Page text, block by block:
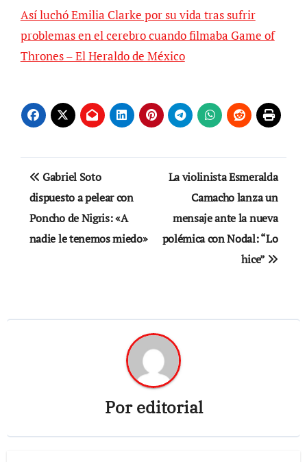
Así luchó Emilia Clarke por su vida tras sufrir
problemas en el cerebro cuando filmaba Game of
Thrones – El Heraldo de México
Navegación
de
entradas
Gabriel Soto
dispuesto a pelear con
Poncho de Nigris: «A
nadie le tenemos miedo»
La violinista Esmeralda
Camacho lanza un
mensaje ante la nueva
polémica con Nodal: “Lo
hice”
Poreditorial